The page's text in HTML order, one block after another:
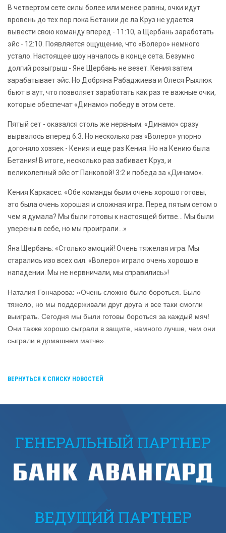
В четвертом сете силы более или менее равны, очки идут
вровень до тех пор пока Бетании де ла Круз не удается
вывести свою команду вперед - 11:10, а Щербань заработать
эйс - 12:10. Появляется ощущение, что «Волеро» немного
устало. Настоящее шоу началось в конце сета. Безумно
долгий розыгрыш - Яне Щербань не везет. Кения затем
зарабатывает эйс. Но Добряна Рабаджиева и Олеся Рыхлюк
бьют в аут, что позволяет заработать как раз те важные очки,
которые обеспечат «Динамо» победу в этом сете.
Пятый сет - оказался столь же нервным. «Динамо» сразу
вырвалось вперед 6:3. Но несколько раз «Волеро» упорно
догоняло хозяек - Кения и еще раз Кения. Но на Кению была
Бетания! В итоге, несколько раз забивает Круз, и
великолепный эйс от Панковой! 3:2 и победа за «Динамо».
Кения Каркасес: «Обе команды были очень хорошо готовы,
это была очень хорошая и сложная игра. Перед пятым сетом о
чем я думала? Мы были готовы к настоящей битве... Мы были
уверены в себе, но мы проиграли...»
Яна Щербань: «Столько эмоций! Очень тяжелая игра. Мы
старались изо всех сил. «Волеро» играло очень хорошо в
нападении. Мы не нервничали, мы справились»!
Наталия Гончарова: «Очень сложно было бороться. Было
тяжело, но мы поддерживали друг друга и все таки смогли
выиграть. Сегодня мы были готовы бороться за каждый мяч!
Они также хорошо сыграли в защите, намного лучше, чем они
сыграли в домашнем матче».
ВЕРНУТЬСЯ К СПИСКУ НОВОСТЕЙ
ГЕНЕРАЛЬНЫЙ ПАРТНЕР
ВЕДУЩИЙ ПАРТНЕР